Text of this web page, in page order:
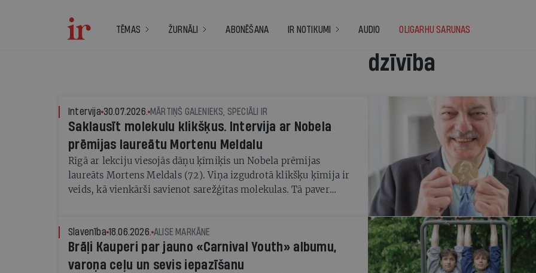
TĒMAS ŽURNĀLI ABONĒŠANA IR NOTIKUMI AUDIO OLIGARHU SARUNAS
dzīvība
Intervija 30.07.2026. MĀRTIŅŠ GALENIEKS, SPECIĀLI IR
Saklausīt molekulu klikšķus. Intervija ar Nobela
prēmijas laureātu Mortenu Meldalu
Rīgā ar lekciju viesojās dāņu ķīmiķis un Nobela prēmijas
laureāts Mortens Meldals (72). Viņa izgudrotā klikšķu ķīmija ir
veids, kā vienkārši savienot sarežģītas molekulas. Tā paver
Slavenība 18.06.2026. ALISE MARKĀNE
Brāļi Kauperi par jauno «Carnival Youth» albumu,
varoņa ceļu un sevis iepazīšanu